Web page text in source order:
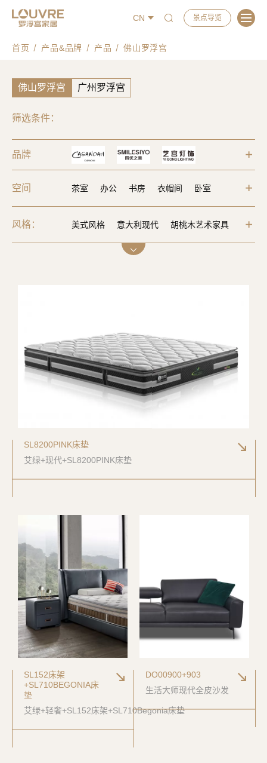
CN 景点导览
首页 产品&品牌 产品 佛山罗浮宫
佛山罗浮宫 广州罗浮宫
筛选条件：
品牌
空间 茶室 办公 书房 衣帽间 卧室
风格： 美式风格 意大利现代 胡桃木艺术家具
中式风格
SL8200PINK床垫
艾绿+现代+SL8200PINK床垫
SL152床架
+SL710BEGONIA床
垫
艾绿+轻奢+SL152床架+SL710Begonia床垫
DO00900+903
生活大师现代全皮沙发